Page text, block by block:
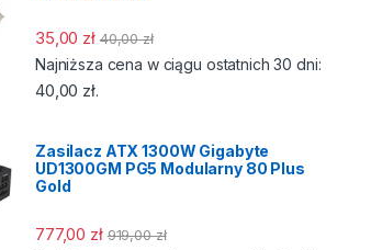
35,00 zł 40,00zł
Najniższa cena w ciągu ostatnich 30 dni:
40,00 zł.
Zasilacz ATX 1300W Gigabyte
UD1300GM PG5 Modularny 80 Plus
Gold
777,00 zł 919,00zł